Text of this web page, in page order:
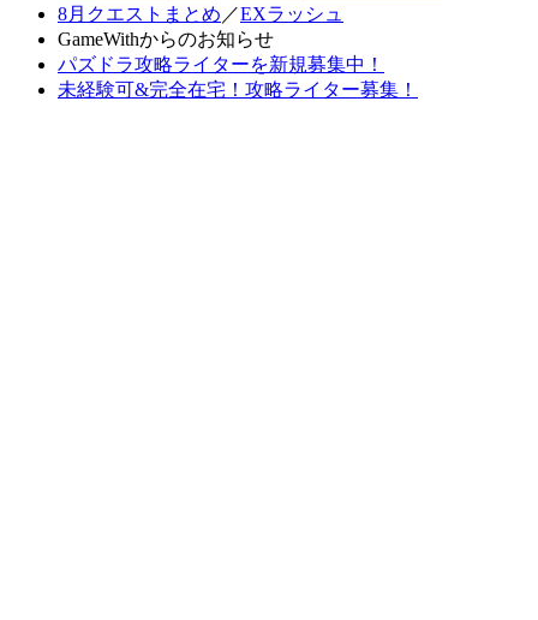
8月クエストまとめ ／EXラッシュ
GameWithからのお知らせ
パズドラ攻略ライターを新規募集中！
未経験可&完全在宅！攻略ライター募集！